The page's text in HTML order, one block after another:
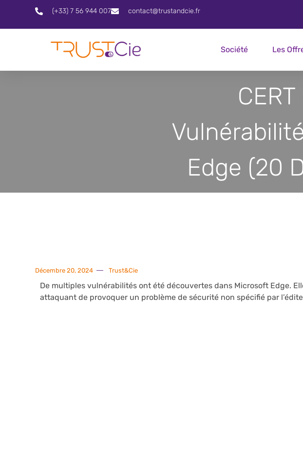
(+33) 7 56 944 007 contact@trustandcie.fr
Société Les
Edge (20
Décembre 20, 2024 Trust&Cie
De multiples vulnérabilités ont été découvertes dans Microsoft Edge.
attaquant de provoquer un problème de sécurité non spécifié par